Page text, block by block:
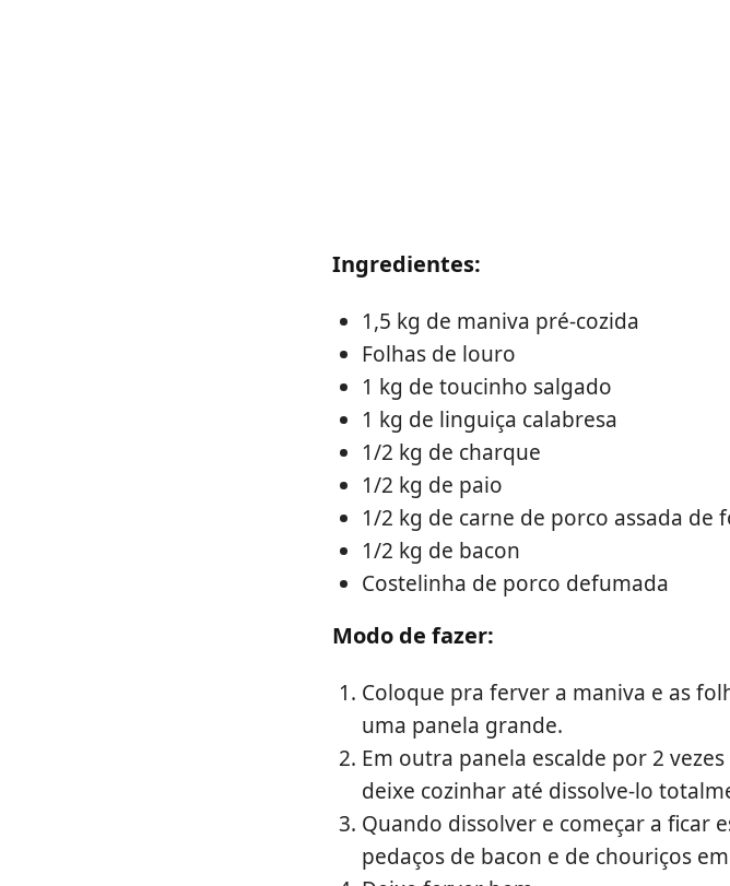
Ingredientes:
1,5 kg de maniva pré-cozida
Folhas de louro
1 kg de toucinho salgado
1 kg de linguiça calabresa
1/2 kg de charque
1/2 kg de paio
1/2 kg de carne de porco assada de
1/2 kg de bacon
Costelinha de porco defumada
Modo de fazer:
Coloque pra ferver a maniva e as
uma panela grande.
Em outra panela escalde por 2
deixe cozinhar até dissolve-lo
Quando dissolver e começar a ficar
pedaços de bacon e de chouriços